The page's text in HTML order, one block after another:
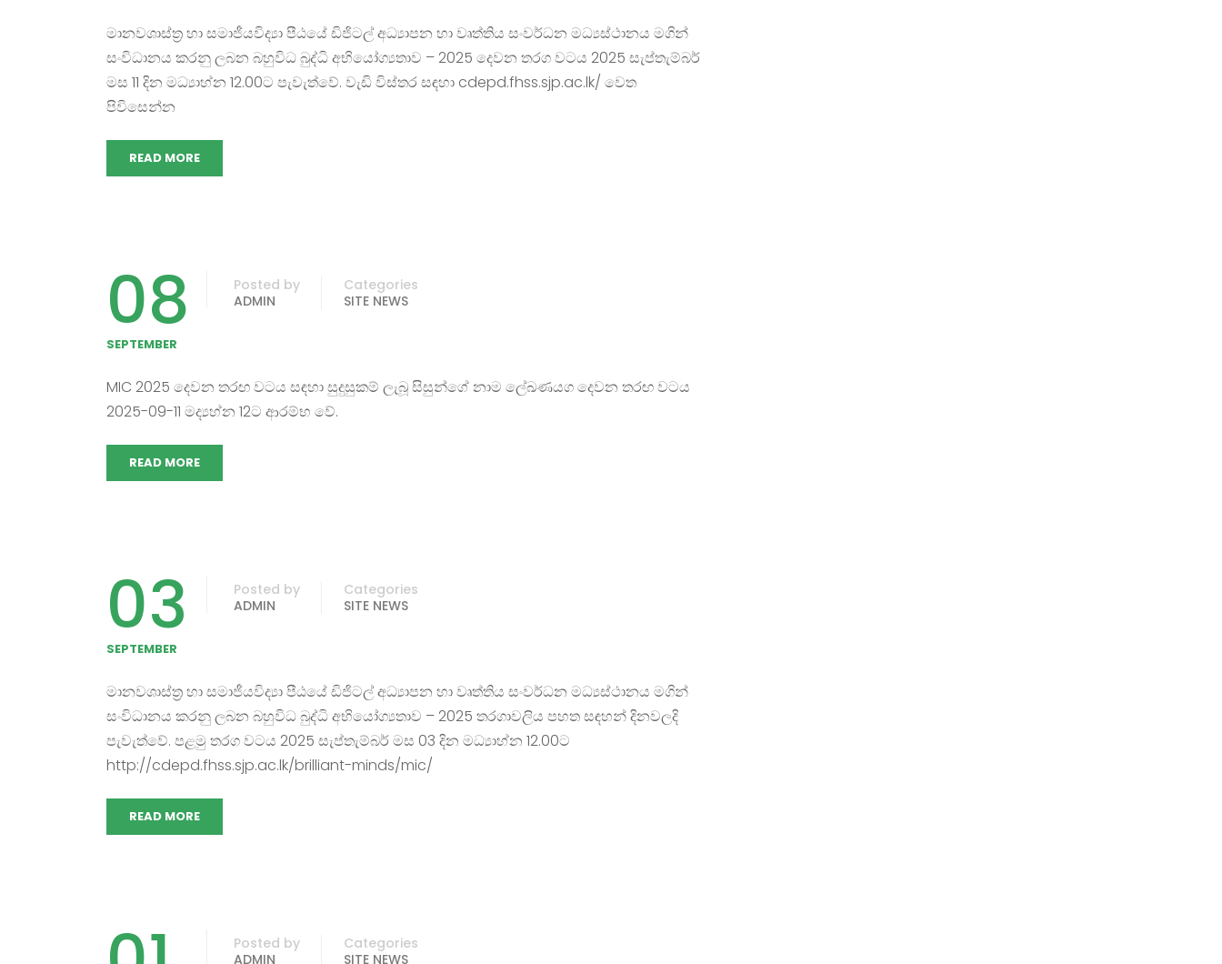
මානවශාස්ත්‍ර හා සමාජීයවිද්‍යා පීඨයේ ඩිජිටල් අධ්‍යාපන හා වෘත්තිය සංවර්ධන මධ්‍යස්ථානය මගින්
සංවිධානය කරනු ලබන බහුවිධ බුද්ධි අභියෝග්‍යතාව – 2025 දෙවන තරග වටය 2025 සැප්තැම්බර්
මස 11 දින මධ්‍යාහ්න 12.00ට පැවැත්වේ. වැඩි විස්තර සඳහා cdepd.fhss.sjp.ac.lk/ වෙත
පිවිසෙන්න
READ MORE
08
SEPTEMBER
Posted by
ADMIN
Categories
SITE NEWS
MIC 2025 දෙවන තරඟ වටය සඳහා සුදුසුකම් ලැබූ සිසුන්ගේ නාම ලේඛණයග දෙවන තරඟ වටය
2025-09-11 මද්‍යහ්න 12ට ආරම්භ වේ.
READ MORE
03
SEPTEMBER
Posted by
ADMIN
Categories
SITE NEWS
මානවශාස්ත්‍ර හා සමාජීයවිද්‍යා පීඨයේ ඩිජිටල් අධ්‍යාපන හා වෘත්තිය සංවර්ධන මධ්‍යස්ථානය මගින්
සංවිධානය කරනු ලබන බහුවිධ බුද්ධි අභියෝග්‍යතාව – 2025 තරගාවලිය පහත සඳහන් දිනවලදි
පැවැත්වේ. පළමු තරග වටය 2025 සැප්තැම්බර් මස 03 දින මධ්‍යාහ්න 12.00ට
http://cdepd.fhss.sjp.ac.lk/brilliant-minds/mic/
READ MORE
Posted by
ADMIN
Categories
SITE NEWS